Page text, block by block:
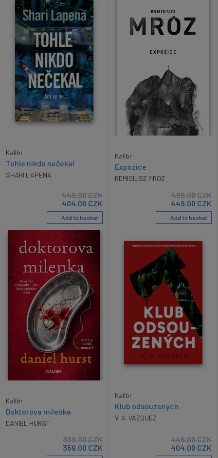
Kalibr
Tohle nikdo nečekal
SHARI LAPENA
449.00CZK
404.00 CZK
Add to basket
Kalibr
Expozice
REMIGIUSZ MROZ
499.00CZK
449.00 CZK
Add to basket
Kalibr
Doktorova milenka
DANIEL HURST
399.00CZK
359.00 CZK
Kalibr
Klub odsouzených
V. A. VAZQUEZ
449.00CZK
404.00 CZK